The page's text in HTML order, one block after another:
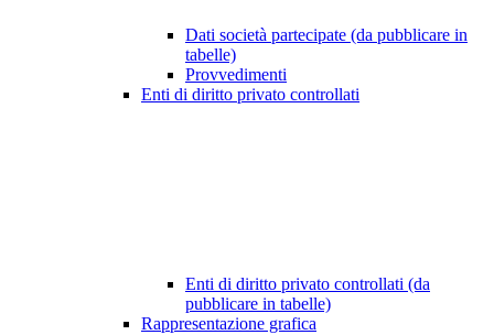
Dati società partecipate (da pubblicare in
tabelle)
Provvedimenti
Enti di diritto privato controllati
Enti di diritto privato controllati (da
pubblicare in tabelle)
Rappresentazione grafica